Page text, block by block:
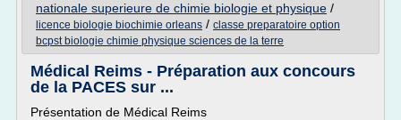
nationale superieure de chimie biologie et physique /
licence biologie biochimie orleans / classe preparatoire option
bcpst biologie chimie physique sciences de la terre
Médical Reims - Préparation aux concours
de la PACES sur ...
Présentation de Médical Reims